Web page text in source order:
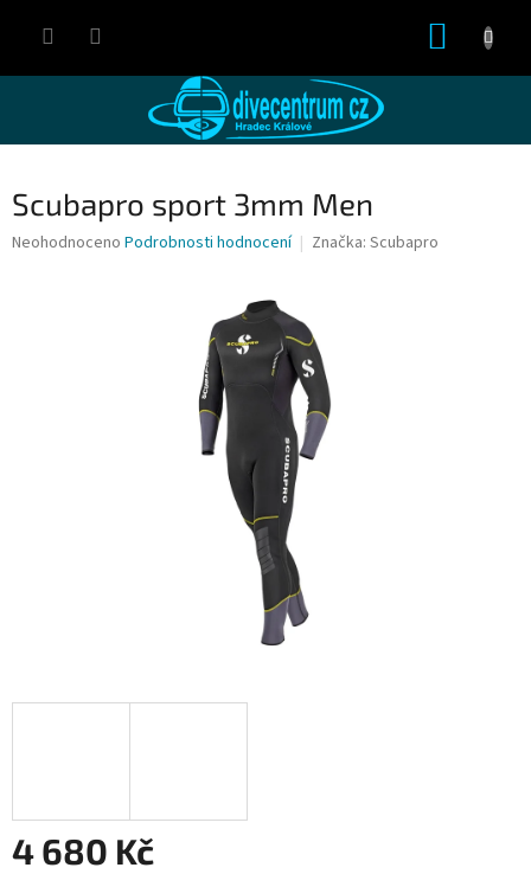
Scubapro sport 3mm Men
Průměrné
Neohodnoceno Podrobnosti hodnocení Značka: Scubapro
4 680 Kč